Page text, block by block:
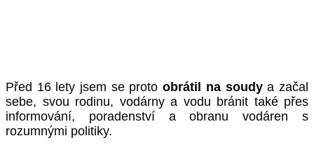
Před 16 lety jsem se protoobrátil na soudya začal
sebe, svou rodinu, vodárny a vodu bránit také přes
informování, poradenství a obranu vodáren s
rozumnými politiky.